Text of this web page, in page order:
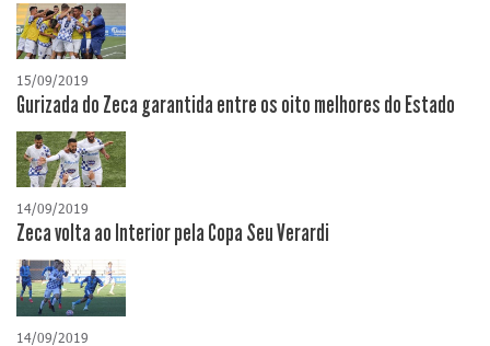
15/09/2019
Gurizada do Zeca garantida entre os oito melhores do Estado
14/09/2019
Zeca volta ao Interior pela Copa Seu Verardi
14/09/2019